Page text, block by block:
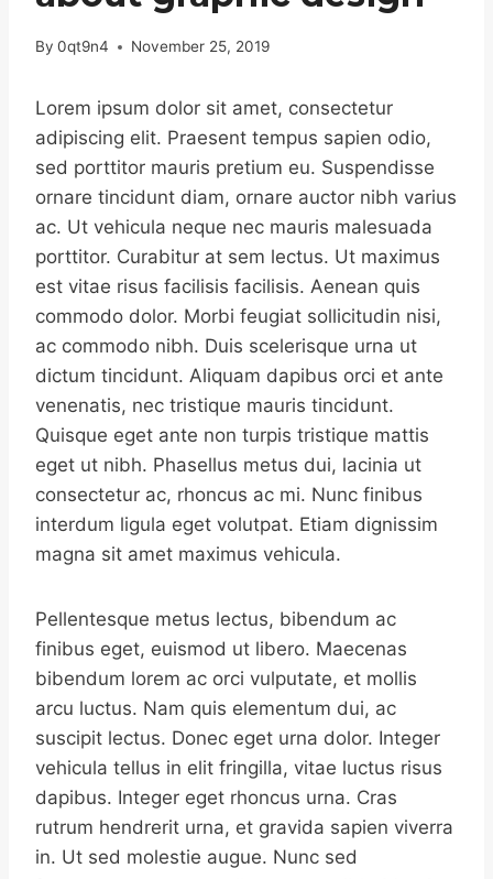
By 0qt9n4 November 25, 2019
Lorem ipsum dolor sit amet, consectetur
adipiscing elit. Praesent tempus sapien odio,
sed porttitor mauris pretium eu. Suspendisse
ornare tincidunt diam, ornare auctor nibh varius
ac. Ut vehicula neque nec mauris malesuada
porttitor. Curabitur at sem lectus. Ut maximus
est vitae risus facilisis facilisis. Aenean quis
commodo dolor. Morbi feugiat sollicitudin nisi,
ac commodo nibh. Duis scelerisque urna ut
dictum tincidunt. Aliquam dapibus orci et ante
venenatis, nec tristique mauris tincidunt.
Quisque eget ante non turpis tristique mattis
eget ut nibh. Phasellus metus dui, lacinia ut
consectetur ac, rhoncus ac mi. Nunc finibus
interdum ligula eget volutpat. Etiam dignissim
magna sit amet maximus vehicula.
Pellentesque metus lectus, bibendum ac
finibus eget, euismod ut libero. Maecenas
bibendum lorem ac orci vulputate, et mollis
arcu luctus. Nam quis elementum dui, ac
suscipit lectus. Donec eget urna dolor. Integer
vehicula tellus in elit fringilla, vitae luctus risus
dapibus. Integer eget rhoncus urna. Cras
rutrum hendrerit urna, et gravida sapien viverra
in. Ut sed molestie augue. Nunc sed